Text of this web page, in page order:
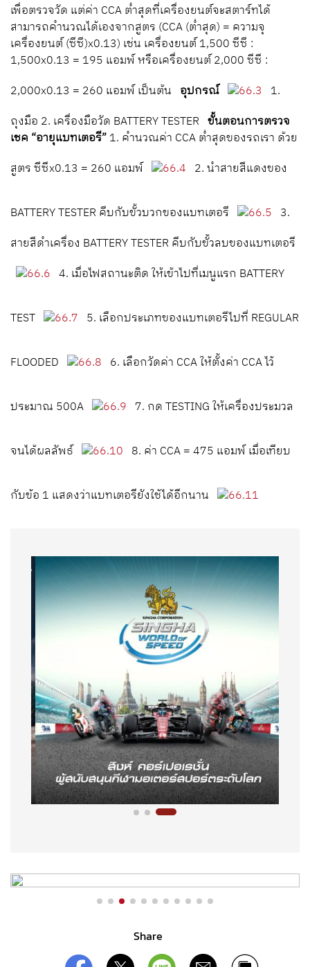
เพื่อตรวจวัด แต่ค่า CCA ต่ำสุดที่เครื่องยนต์จะสตาร์ทได้
สามารถคำนวณได้เองจากสูตร (CCA (ต่ำสุด) = ความจุ
เครื่องยนต์ (ซีซี)x0.13) เช่น เครื่องยนต์ 1,500 ซีซี :
1,500x0.13 = 195 แอมพ์ หรือเครื่องยนต์ 2,000 ซีซี :
2,000x0.13 = 260 แอมพ์ เป็นต้น อุปกรณ์
1.
ถุงมือ 2. เครื่องมือวัด BATTERY TESTER ขั้นตอนการตรวจ
เชค “อายุแบทเตอรี”1. คำนวณค่า CCA ต่ำสุดของรถเรา ด้วย
สูตร ซีซีx0.13 = 260 แอมพ์
2. นำสายสีแดงของ
BATTERY TESTER คีบกับขั้วบวกของแบทเตอรี
3.
สายสีดำเครื่อง BATTERY TESTER คีบกับขั้วลบของแบทเตอรี
4. เมื่อไฟสถานะติด ให้เข้าไปที่เมนูแรก BATTERY
TEST 5. เลือกประเภทของแบทเตอรีไปที่ REGULAR
FLOODED 6. เลือกวัดค่า CCA ให้ตั้งค่า CCA ไว้
ประมาณ 500A 7. กด TESTING ให้เครื่องประมวล
จนได้ผลลัพธ์ 8. ค่า CCA = 475 แอมพ์ เมื่อเทียบ
กับข้อ 1 แสดงว่าแบทเตอรียังใช้ได้อีกนาน
Share